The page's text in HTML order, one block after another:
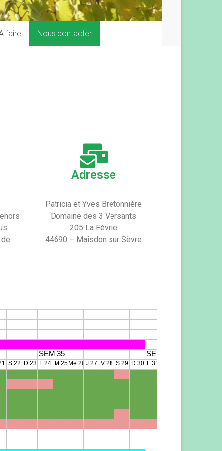
faire Nous contacter
Adresse
Patricia et Yves Bretonnière
Domaine des 3 Versants
205 La Févrie
44690 – Maisdon sur Sèvre